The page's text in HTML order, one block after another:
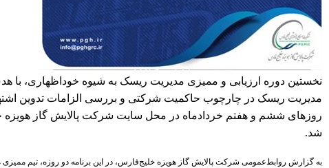
نخستین دوره ارزیابی و ممیزی مدیریت ریسک به شیوه خوداظهاری، با
مدیریت ریسک در چارچوب حاکمیت شرکتی و بررسی الزامات تدوین
روزهای ششم و هفتم خردادماه در محل سایت شرکت پالایش گاز هویزه
شد.
به گزارش روابط‌عمومی شرکت پالایش گاز هویزه خلیج‌فارس، در این برنامه دو روزه، تیم